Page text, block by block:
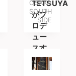
TETSUYA
がプ
ロデ
ュー
スす
るコ
ーヒ
OSAKA
SOUTH
SIDE